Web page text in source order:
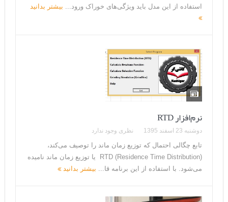
استفاده از این مدل باید ویژگی‌های خوراک ورود...
بیشتر بدانید
نرم‌افزار RTD
دوشنبه 23 اسفند 1395 نظری وجود ندارد
تابع چگالی احتمال که توزیع زمان ماند را توصیف می‌کند،
(Residence Time Distribution) RTD یا توزیع زمان ماند نامیده
می‌شود. با استفاده از این برنامه قا...
بیشتر بدانید